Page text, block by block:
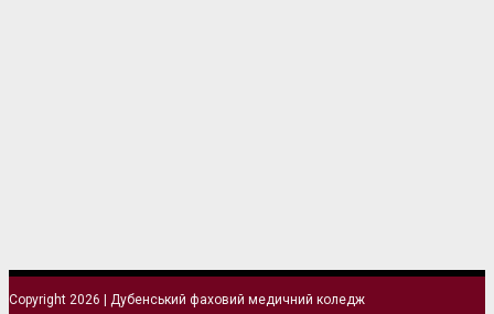
Copyright 2026 | Дубенський фаховий медичний коледж